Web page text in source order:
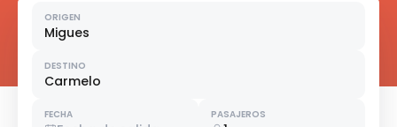
ORIGEN
Migues
DESTINO
Carmelo
FECHA PASAJEROS